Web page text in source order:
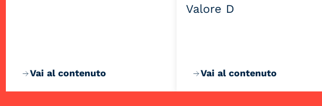
Vai al contenuto
Valore D
Vai al contenuto